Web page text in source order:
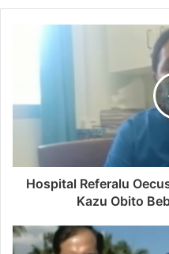
Hospital Referalu
Kazu Obito